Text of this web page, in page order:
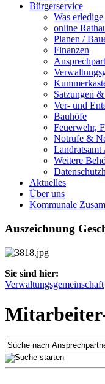
Bürgerservice
Was
online
Planen /
Finanzen
Satzungen
Ver- und
Bauhöfe
Feuerwehr,
Notrufe &
Landratsamt
Weitere
Aktuelles
Über uns
Kommunale
Auszeichnung
Sie sind hier:
Verwaltungsgemeinschaft